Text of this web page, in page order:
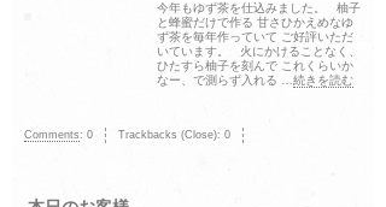
今年もゆず茶を仕込みました。 柚子
と蜂蜜だけで作る 甘さひかえめなゆ
ず茶を毎年作っていて ご好評いただ
いています。 火にかけることなく、
ひたすら柚子を刻んで これくらいか
なー、で測らず入れる … 続きを読む
Comments: 0 Trackbacks (Close): 0